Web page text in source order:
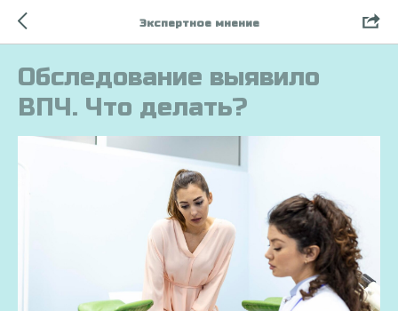
Экспертное мнение
Обследование выявило
ВПЧ. Что делать?